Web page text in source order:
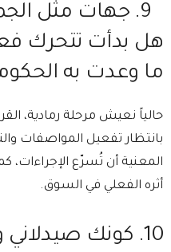
9.⁠ ⁠جهات مثل
هل بدأت تتحرك
ما وعدت به
⁠حالياً نعيش مرحلة رمادية،
بانتظار تفعيل المواصفات
المعنية أن تُسرّع الإجراءات،
أثره الفعلي في السوق.
10.⁠ كونك